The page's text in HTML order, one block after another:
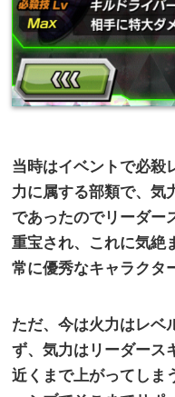
当時はイベントで必殺
力に属する部類で、気
であったのでリーダー
重宝され、これに気絶
常に優秀なキャラクタ
ただ、今は火力はレベ
ず、気力はリーダース
近くまで上がってしま